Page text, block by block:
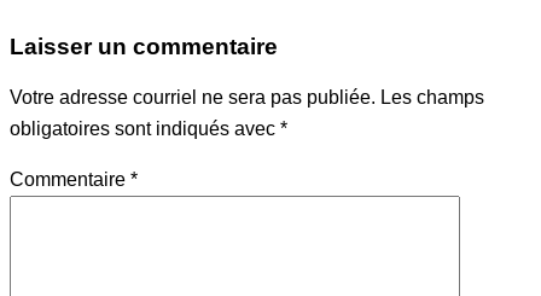
Laisser un commentaire
Votre adresse courriel ne sera pas publiée. Les champs
obligatoires sont indiqués avec *
Commentaire *